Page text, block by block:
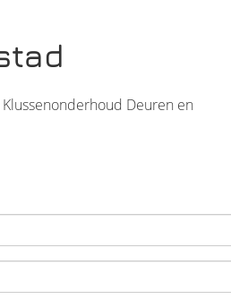
Deuren en